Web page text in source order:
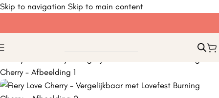
Skip to navigation Skip to main content